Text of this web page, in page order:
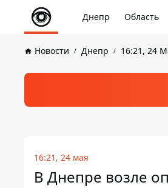
Днепр Область
Новости Днепр 16:21, 24
16:21, 24 мая
В Днепре возле